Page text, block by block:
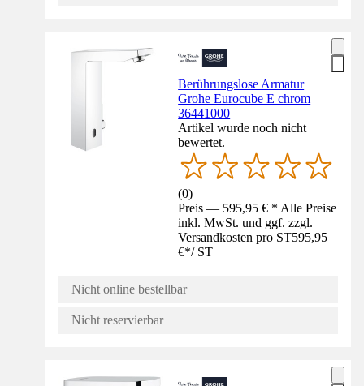
Berührungslose Armatur
Grohe Eurocube E chrom
36441000
Artikel wurde noch nicht
bewertet.
(0)
Preis — 595,95 € * Alle Preise
inkl. MwSt. und ggf. zzgl.
Versandkosten pro ST595,95
€*/ ST
Nicht online bestellbar
Nicht reservierbar